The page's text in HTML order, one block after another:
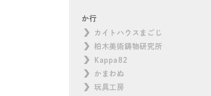
か行
カイトハウスまごじ
柏木美術鋳物研究所
Kappa82
かまわぬ
玩具工房